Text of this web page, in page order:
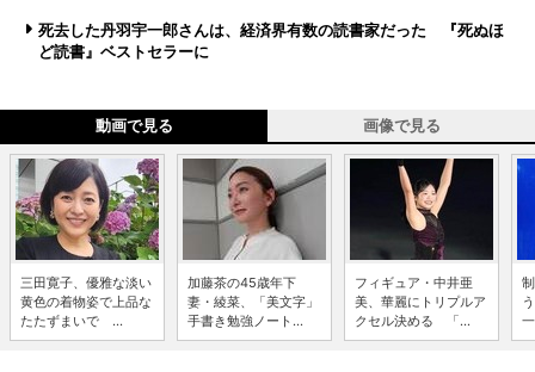
死去した丹羽宇一郎さんは、経済界有数の読書家だった 『死ぬほ
ど読書』ベストセラーに
動画で見る 画像で見る
三田寛子、優雅な淡い
黄色の着物姿で上品な
たたずまいで ...
加藤茶の45歳年下
妻・綾菜、「美文字」
手書き勉強ノート...
フィギュア・中井亜
美、華麗にトリプルア
クセル決める 「...